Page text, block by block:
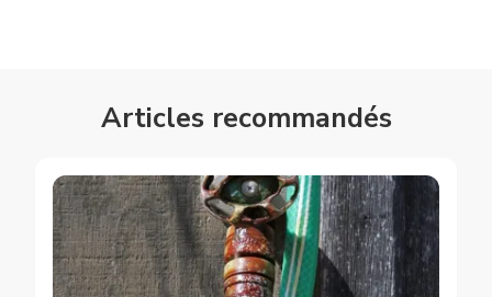
Articles recommandés